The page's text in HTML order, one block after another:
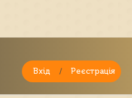
Вхід / Реєстрація